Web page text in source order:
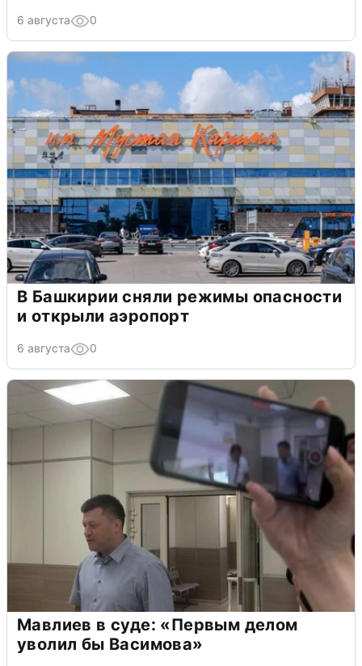
6 августа 0
В Башкирии сняли режимы опасности
и открыли аэропорт
6 августа 0
Мавлиев в суде: «Первым делом
уволил бы Васимова»